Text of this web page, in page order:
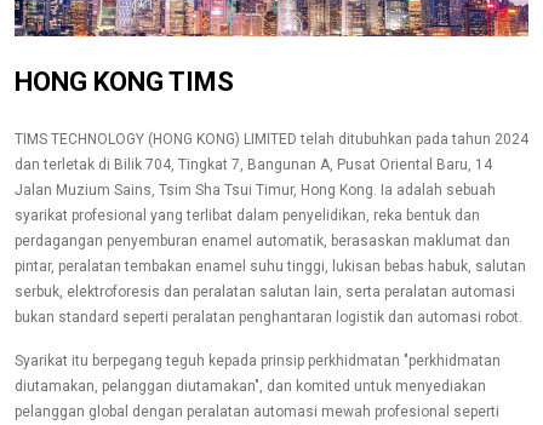
HONG KONG TIMS
TIMS TECHNOLOGY (HONG KONG) LIMITED telah ditubuhkan pada tahun 2024
dan terletak di Bilik 704, Tingkat 7, Bangunan A, Pusat Oriental Baru, 14
Jalan Muzium Sains, Tsim Sha Tsui Timur, Hong Kong. Ia adalah sebuah
syarikat profesional yang terlibat dalam penyelidikan, reka bentuk dan
perdagangan penyemburan enamel automatik, berasaskan maklumat dan
pintar, peralatan tembakan enamel suhu tinggi, lukisan bebas habuk, salutan
serbuk, elektroforesis dan peralatan salutan lain, serta peralatan automasi
bukan standard seperti peralatan penghantaran logistik dan automasi robot.
Syarikat itu berpegang teguh kepada prinsip perkhidmatan "perkhidmatan
diutamakan, pelanggan diutamakan", dan komited untuk menyediakan
pelanggan global dengan peralatan automasi mewah profesional seperti